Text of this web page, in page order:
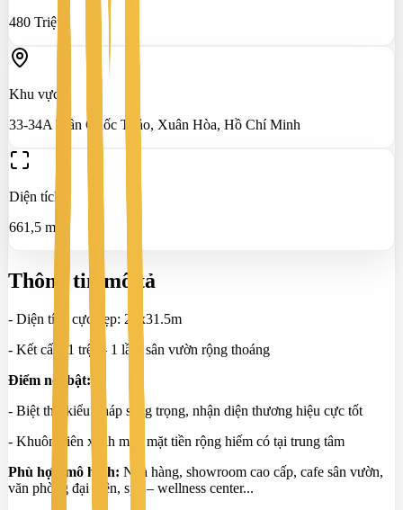
480 Triệu
Khu vực
33-34A Trần Quốc Thảo, Xuân Hòa, Hồ Chí Minh
Diện tích
661,5 m²
Thông tin mô tả
- Diện tích cực đẹp: 21x31.5m
- Kết cấu: 1 trệt – 1 lầu, sân vườn rộng thoáng
Điểm nổi bật:
- Biệt thự kiểu Pháp sang trọng, nhận diện thương hiệu cực tốt
- Khuôn viên xanh mát, mặt tiền rộng hiếm có tại trung tâm
Phù hợp mô hình: Nhà hàng, showroom cao cấp, cafe sân vườn,
văn phòng đại diện, spa – wellness center...